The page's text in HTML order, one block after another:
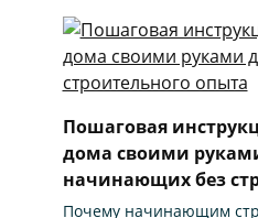
Пошаговая
дома своими
начинающих без
Почему начинающим